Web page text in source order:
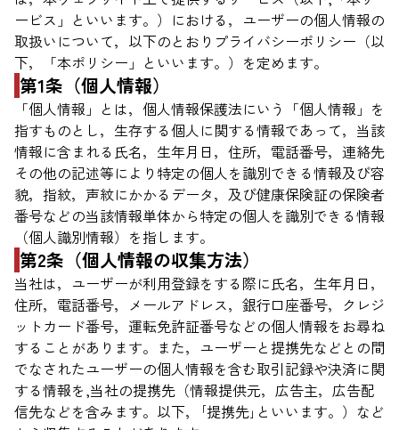
ービス」といいます。）における，ユーザーの個人情報の
取扱いについて，以下のとおりプライバシーポリシー（以
下，「本ポリシー」といいます。）を定めます。
第1条（個人情報）
「個人情報」とは，個人情報保護法にいう「個人情報」を
指すものとし，生存する個人に関する情報であって，当該
情報に含まれる氏名，生年月日，住所，電話番号，連絡先
その他の記述等により特定の個人を識別できる情報及び容
貌，指紋，声紋にかかるデータ，及び健康保険証の保険者
番号などの当該情報単体から特定の個人を識別できる情報
（個人識別情報）を指します。
第2条（個人情報の収集方法）
当社は，ユーザーが利用登録をする際に氏名，生年月日，
住所，電話番号，メールアドレス，銀行口座番号，クレジ
ットカード番号，運転免許証番号などの個人情報をお尋ね
することがあります。また，ユーザーと提携先などとの間
でなされたユーザーの個人情報を含む取引記録や決済に関
する情報を,当社の提携先（情報提供元，広告主，広告配
信先などを含みます。以下，｢提携先｣といいます。）など